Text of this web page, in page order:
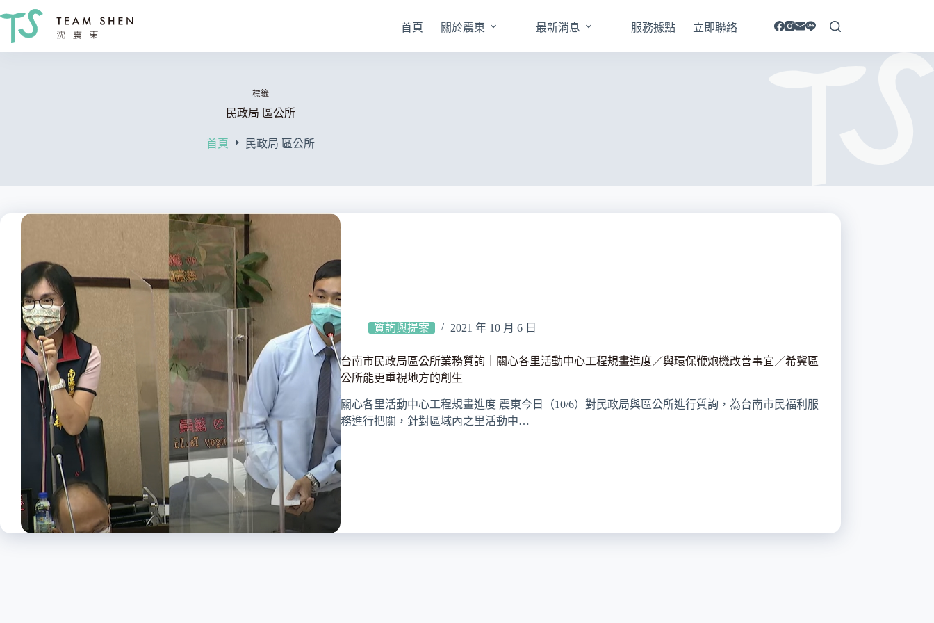
首頁 關於震東 最新消息 服務據點 立即聯絡
標籤
民政局 區公所
首頁 民政局 區公所
質詢與提案 2021 年 10 月 6 日
台南市民政局區公所業務質詢｜關心各里活動中心工程規畫進度／與環保鞭炮機改善事宜／希冀區
公所能更重視地方的創生
關心各里活動中心工程規畫進度 震東今日（10/6）對民政局與區公所進行質詢，為台南市民福利服
務進行把關，針對區域內之里活動中…